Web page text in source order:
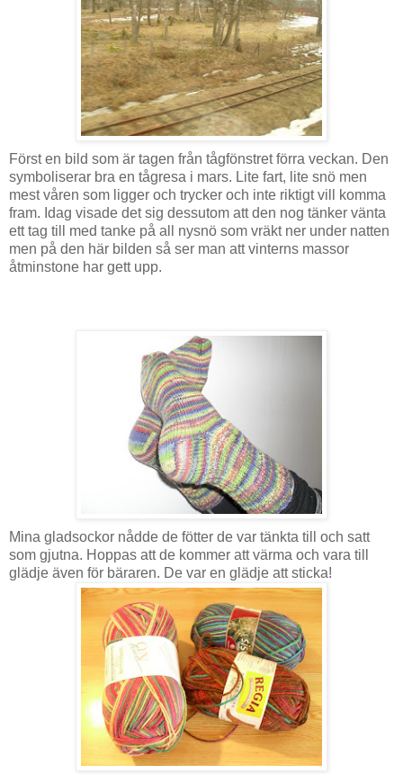
Först en bild som är tagen från tågfönstret förra veckan. Den
symboliserar bra en tågresa i mars. Lite fart, lite snö men
mest våren som ligger och trycker och inte riktigt vill komma
fram. Idag visade det sig dessutom att den nog tänker vänta
ett tag till med tanke på all nysnö som vräkt ner under natten
men på den här bilden så ser man att vinterns massor
åtminstone har gett upp.
Mina gladsockor nådde de fötter de var tänkta till och satt
som gjutna. Hoppas att de kommer att värma och vara till
glädje även för bäraren. De var en glädje att sticka!